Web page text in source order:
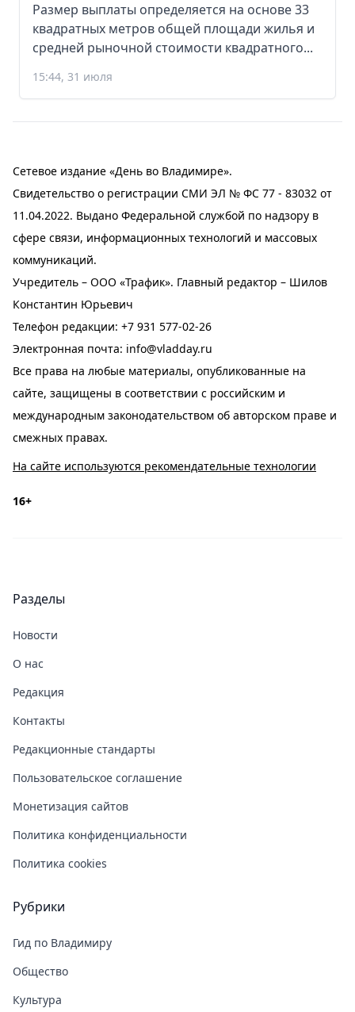
Размер выплаты определяется на основе 33
квадратных метров общей площади жилья и
средней рыночной стоимости квадратного...
15:44, 31 июля
Сетевое издание «День во Владимире».
Свидетельство о регистрации СМИ ЭЛ № ФС 77 - 83032 от
11.04.2022. Выдано Федеральной службой по надзору в
сфере связи, информационных технологий и массовых
коммуникаций.
Учредитель – ООО «Трафик». Главный редактор – Шилов
Константин Юрьевич
Телефон редакции: +7 931 577-02-26
Электронная почта: info@vladday.ru
Все права на любые материалы, опубликованные на
сайте, защищены в соответствии с российским и
международным законодательством об авторском праве и
смежных правах.
На сайте используются рекомендательные технологии
16+
Разделы
Новости
О нас
Редакция
Контакты
Редакционные стандарты
Пользовательское соглашение
Монетизация сайтов
Политика конфиденциальности
Политика cookies
Рубрики
Гид по Владимиру
Общество
Культура